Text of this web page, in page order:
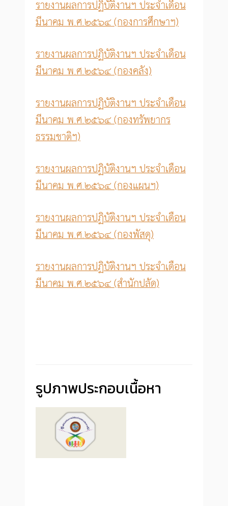
รายงานผลการปฏิบัติงานฯ ประจำเดือน
มีนาคม พ.ศ.๒๕๖๔ (กองการศึกษาฯ)
รายงานผลการปฏิบัติงานฯ ประจำเดือน
มีนาคม พ.ศ.๒๕๖๔ (กองคลัง)
รายงานผลการปฏิบัติงานฯ ประจำเดือน
มีนาคม พ.ศ.๒๕๖๔ (กองทรัพยากร
ธรรมชาติฯ)
รายงานผลการปฏิบัติงานฯ ประจำเดือน
มีนาคม พ.ศ.๒๕๖๔ (กองแผนฯ)
รายงานผลการปฏิบัติงานฯ ประจำเดือน
มีนาคม พ.ศ.๒๕๖๔ (กองพัสดุ)
รายงานผลการปฏิบัติงานฯ ประจำเดือน
มีนาคม พ.ศ.๒๕๖๔ (สำนักปลัด)
รูปภาพประกอบเนื้อหา